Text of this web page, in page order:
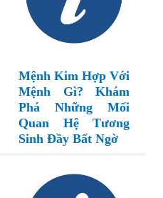
Mệnh Kim Hợp Với
Mệnh Gì? Khám
Phá Những Mối
Quan Hệ Tương
Sinh Đầy Bất Ngờ